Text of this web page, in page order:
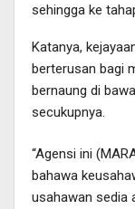
sehingga ke
Katanya,
berterusan bagi
bernaung di
secukupnya.
“Agensi ini
bahawa
usahawan sedia